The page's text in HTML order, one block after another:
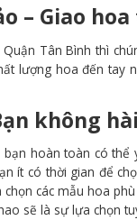
– Giao
Tân Bình thì
lượng hoa đến tay
không
hoàn toàn có
ít có thời gian để
các mẫu hoa
sẽ là sự lựa chọn